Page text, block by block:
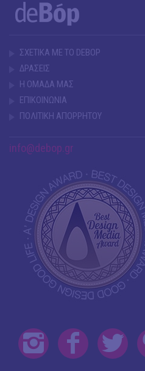
ΣΧΕΤΙΚΑ ΜΕ ΤΟ DEBOP
ΔΡΑΣΕΙΣ
Η ΟΜΑΔΑ ΜΑΣ
ΕΠΙΚΟΙΝΩΝΙΑ
ΠΟΛΙΤΙΚΗ ΑΠΟΡΡΗΤΟΥ
info@debop.gr